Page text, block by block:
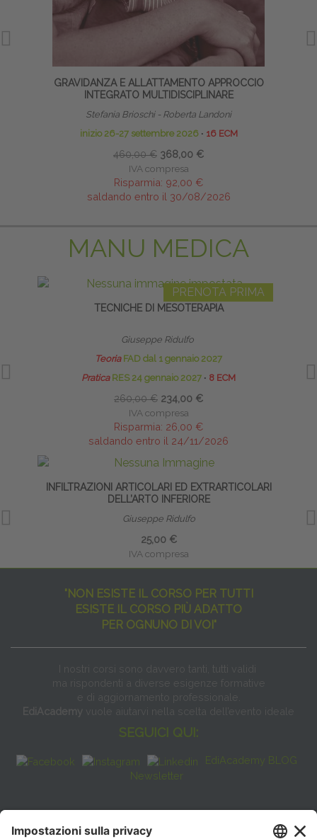
GRAVIDANZA E ALLATTAMENTO APPROCCIO
INTEGRATO MULTIDISCIPLINARE
Stefania Brioschi - Roberta Landoni
inizio 26-27 settembre 2026 ∙ 16 ECM
460,00 € 368,00 €
IVA compresa
Risparmia: 92,00 €
saldando entro il 30/08/2026
MANU MEDICA
PRENOTA PRIMA
TECNICHE DI MESOTERAPIA
Giuseppe Ridulfo
Teoria FAD dal 1 gennaio 2027
PraticaRES 24 gennaio 2027 ∙ 8 ECM
260,00 € 234,00 €
IVA compresa
Risparmia: 26,00 €
saldando entro il 24/11/2026
INFILTRAZIONI ARTICOLARI ED EXTRARTICOLARI
DELL’ARTO INFERIORE
Giuseppe Ridulfo
25,00 €
IVA compresa
"NON ESISTE IL CORSO PER TUTTI
ESISTE IL CORSO PIÙ ADATTO
PER OGNUNO DI VOI"
I nostri corsi sono davvero tanti, tutti validi
ma rispondenti a diverse esigenze formative
e di aggiornamento professionale.
EdiAcademy vuole aiutarvi nella scelta dell’evento ideale
SEGUICI QUI:
EdiAcademy BLOG
Newsletter
FAQ